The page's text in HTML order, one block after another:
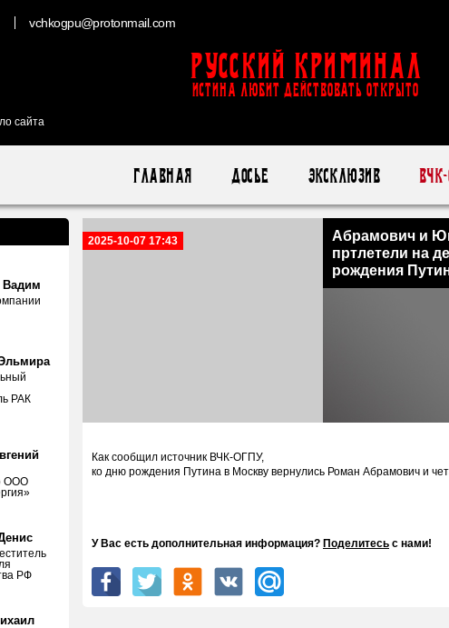
vchkogpu@protonmail.com
сайта
Русский Криминал
ИСТИНА ЛЮБИТ ДЕЙСТВОВАТЬ ОТКРЫТО
Главная Досье Эксклюзив
РАК
ООО
РФ
2025-10-07 17:43
Абрамович и
пртлетели на
рождения
Как сообщил источник ВЧК-ОГПУ,
ко дню рождения Путина в Москву вернулись Роман Абрамович и
У Вас есть дополнительная информация? Поделитесь с нами!